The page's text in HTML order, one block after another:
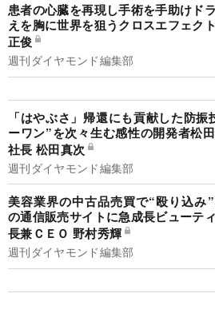
患者の心臓を再現し手術を手助けド
えを胸に世界を狙うクロスエフェ
正俊
週刊ダイヤモンド編集部
「はやぶさ」帰還にも貢献した防振
ーワン”を次々生む感性の開発者松
社長 松田真次
週刊ダイヤモンド編集部
美容業界の中古品売買で“殴り込み
の通信販売サイトに急成長ビューテ
長兼ＣＥＯ 野村秀輝
週刊ダイヤモンド編集部